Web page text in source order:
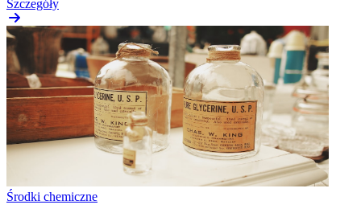
Szczegóły
Środki chemiczne